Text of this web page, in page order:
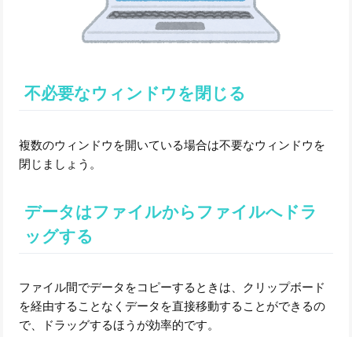
不必要なウィンドウを閉じる
複数のウィンドウを開いている場合は不要なウィンドウを
閉じましょう。
データはファイルからファイルへドラ
ッグする
ファイル間でデータをコピーするときは、クリップボード
を経由することなくデータを直接移動することができるの
で、ドラッグするほうが効率的です。